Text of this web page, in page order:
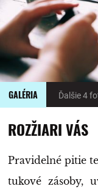
GALÉRIA Ďalšie 4
ROZŽIARI VÁS
Pravidelné pitie
tukové zásoby,